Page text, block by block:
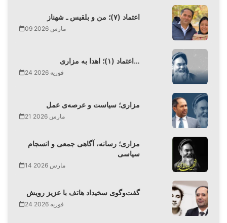
اعتماد (۷)؛ من و بلقیس ـ شهناز
09 مارس 2026
اعتماد (۱)؛ اهدا به مزاری…
24 فوریه 2026
مزاری؛ سیاست و عرصه‌ی عمل
21 مارس 2026
مزاری؛ رسانه، آگاهی جمعی و انسجام
سیاسی
14 مارس 2026
گفت‌وگوی سخیداد هاتف با عزیز رویش
24 فوریه 2026